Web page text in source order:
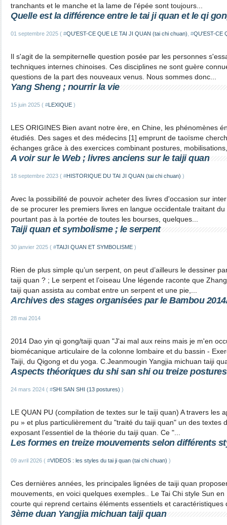
tranchants et le manche et la lame de l'épée sont toujours...
Quelle est la différence entre le tai ji quan et le qi
01 septembre 2025 ( #QU'EST-CE QUE LE TAI JI QUAN (tai chi chuan) , #QU'EST-CE
Il s'agit de la sempiternelle question posée par les personnes
techniques internes chinoises. Ces disciplines ne sont guère
questions de la part des nouveaux venus. Nous sommes donc...
Yang Sheng ; nourrir la vie
15 juin 2025 ( #LEXIQUE )
LES ORIGINES Bien avant notre ère, en Chine, les phénomènes
étudiés. Des sages et des médecins [1] emprunt de taoïsme
échanges grâce à des exercices combinant postures,
A voir sur le Web ; livres anciens sur le taiji quan
18 septembre 2023 ( #HISTORIQUE DU TAI JI QUAN (tai chi chuan) )
Avec la possibilité de pouvoir acheter des livres d'occasion sur
de se procurer les premiers livres en langue occidentale traitant
pourtant pas à la portée de toutes les bourses, quelques...
Taiji quan et symbolisme ; le serpent
30 janvier 2025 ( #TAIJI QUAN ET SYMBOLISME )
Rien de plus simple qu’un serpent, on peut d’ailleurs le dessiner
taiji quan ? ; Le serpent et l’oiseau Une légende raconte que
taiji quan assista au combat entre un serpent et une pie,...
Archives des stages organisées par le Bambou
28 mai 2014
2014 Dao yin qi gong/taiji quan "J'ai mal aux reins mais je m'en
biomécanique articulaire de la colonne lombaire et du bassin -
Taiji, du Qigong et du yoga. C.Jeanmougin Yangjia michuan taiji
Aspects théoriques du shi san shi ou treize postures
24 mars 2024 ( #SHI SAN SHI (13 postures) )
LE QUAN PU (compilation de textes sur le taiji quan) A travers les
pu » et plus particulièrement du "traité du taiji quan" un des textes
exposant l’essentiel de la théorie du taiji quan. Ce "...
Les formes en treize mouvements selon différents
09 avril 2026 ( #VIDEOS : les styles du tai ji quan (tai chi chuan) )
Ces dernières années, les principales lignées de taiji quan
mouvements, en voici quelques exemples.. Le Tai Chi style Sun
courte qui reprend certains éléments essentiels et caractéristiques
3ème duan Yangjia michuan taiji quan